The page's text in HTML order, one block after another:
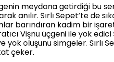
meydana getirdiği bu
anılır. Sırlı Sepet’te de
barındıran kadim bir
Vişnu üçgeni ile yok
yok oluşunu simgeler. Sırlı
çeker.